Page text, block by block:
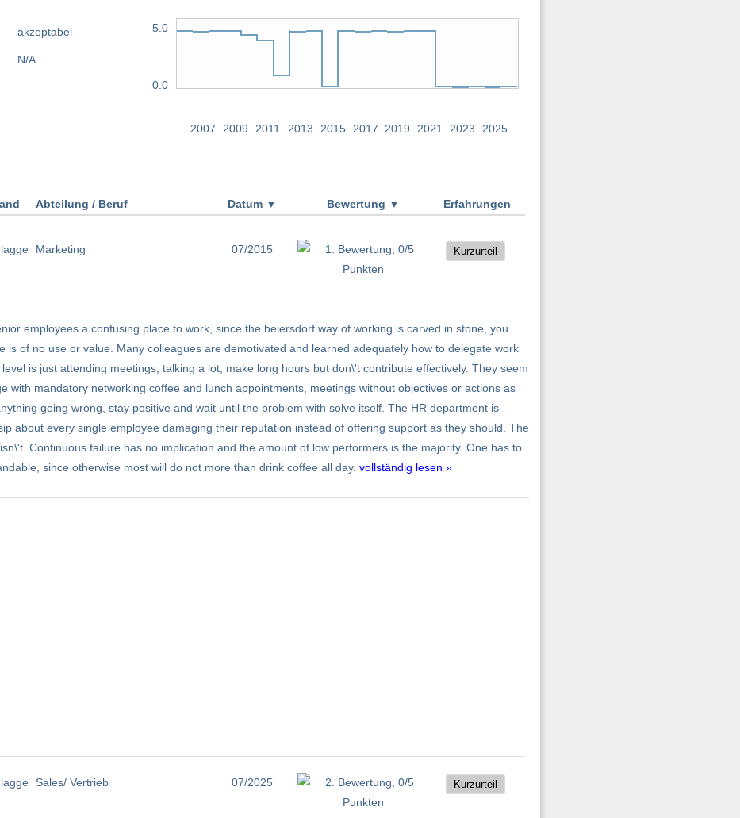
akzeptabel
N/A
5.0
0.0
2007 2009 2011 2013 2015 2017 2019 2021 2023 2025
Abteilung / Beruf Datum ▼ Bewertung ▼ Erfahrungen
Marketing 07/2015 Kurzurteil
employees a confusing place to work, since the beiersdorf way of working is carved in stone, you
is of no use or value. Many colleagues are demotivated and learned adequately how to delegate work
is just attending meetings, talking a lot, make long hours but don\'t contribute effectively. They seem
with mandatory networking coffee and lunch appointments, meetings without objectives or actions as
going wrong, stay positive and wait until the problem with solve itself. The HR department is
about every single employee damaging their reputation instead of offering support as they should. The
Continuous failure has no implication and the amount of low performers is the majority. One has to
since otherwise most will do not more than drink coffee all day. vollständig lesen »
Sales/ Vertrieb 07/2025 Kurzurteil